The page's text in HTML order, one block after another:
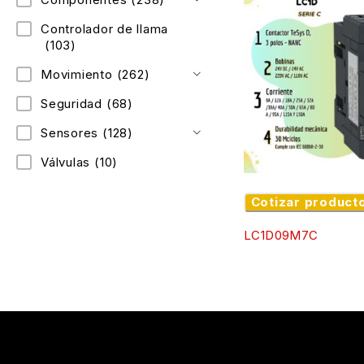
Controlador de llama
(103)
Movimiento (262)
Seguridad (68)
Sensores (128)
Válvulas (10)
Cotizar
LC1D09M7C